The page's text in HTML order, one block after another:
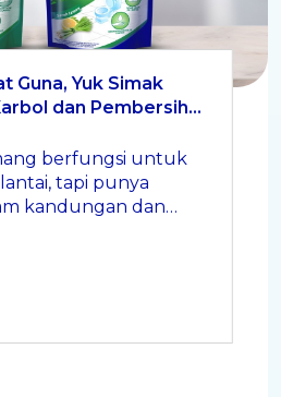
Guna, Yuk Simak
dan Pembersih
berfungsi untuk
tapi punya
kandungan dan